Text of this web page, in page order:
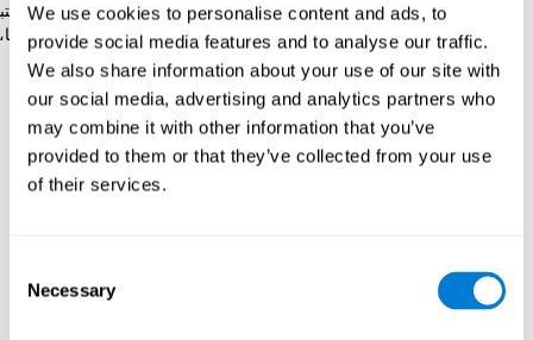
We use cookies to personalise content and ads, to
provide social media features and to analyse our traffic.
We also share information about your use of our site with
our social media, advertising and analytics partners who
may combine it with other information that you’ve
provided to them or that they’ve collected from your use
of their services.
Selection
Necessary
رائز المزامنةDIAT-SHIF
: تحتاج إلى إتباع سير كرة بيضاء
للكلمات التي تظهر في الشاشة. عندما تطابق الكلمة على لونها،
عليك أن تجيب وأنت تنتبه لحافزين في نفس الوقت. عليك أن
تواجه تغييرات التخطيط، والأجوبة الجديدة، واستعمال قدرة
المراقبة والقدرة البصريّة في نفس الوقت.
كيف نستعيد أو نحسّن الانتباه
يمكنك أن تتعلّم وتدرّب وتحسّن الانتباه المقسّم، كسائر المهارات
الإدراكيّة. نعطيك في كوجنيفيت إمكانيّة إتمامه بطريقة مهنيّة. بفضل